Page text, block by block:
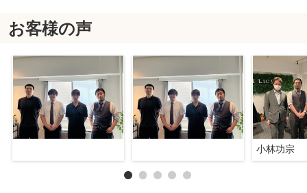
お客様の声
小林功宗